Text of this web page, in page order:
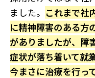
ました。 これまで社
に精神障害のある方
がありましたが、障
症状が落ち着いて就
今まさに治療を行っ